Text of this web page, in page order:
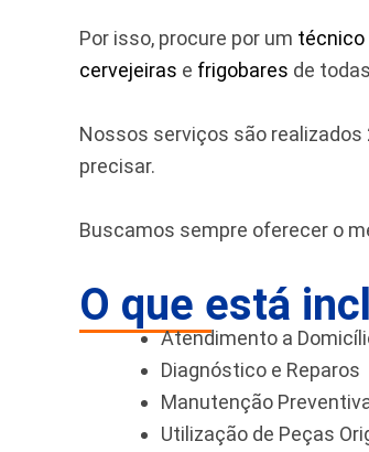
Por isso, procure por um técnico
cervejeiras e frigobares de
Nossos serviços são realizados
precisar.
Buscamos sempre oferecer o
O que está
Atendimento a
Diagnóstico e Reparos
Manutenção
Utilização de Peças